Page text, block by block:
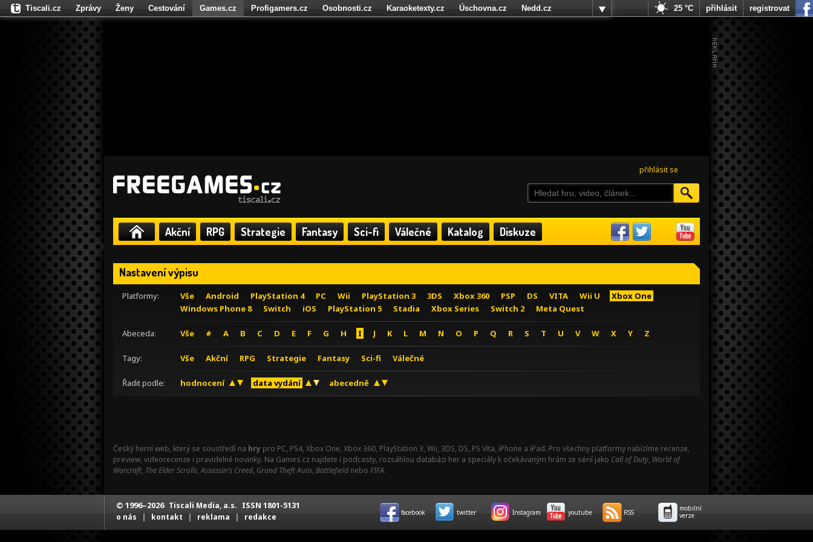
přihlásit se
Akční RPG Strategie Fantasy Sci-fi Válečné Katalog Diskuze
Nastavení výpisu
Platformy: Vše Android PlayStation 4 PC Wii PlayStation 3 3DS Xbox 360 PSP DS VITA Wii U
Xbox One
Windows Phone 8
Switch iOS PlayStation 5 Stadia Xbox Series Switch 2 Meta Quest
Abeceda: Vše # A B C D E F G H I J K L M N O P Q R S T U V W X Y Z
Tagy: Vše Akční RPG Strategie Fantasy Sci-fi Válečné
Řadit podle: hodnocení data vydání abecedně
Český herní web, který se soustředí na hry pro PC, PS4, Xbox One, Xbox 360, PlayStation 3, Wii, 3DS, DS, PS Vita, iPhone a iPad. Pro všechny platformy nabízíme recenze,
preview, videorecenze i pravidelné novinky. Na Games.cz najdete i podcasty, rozsáhlou databázi her a speciály k očekávaným hrám ze sérií jako Call of Duty, World of
Warcraft, The Elder Scrolls,Assassin's Creed, Grand Theft Auto, Battlefield nebo FIFA.
Tiscali.cz Zprávy Ženy Cestování Games.cz Profigamers.cz Osobnosti.cz Karaoketexty.cz Úschovna.cz
Nedd.cz
Fights.cz
25 °C přihlásit registrovat
© 1996–2026 Tiscali Media, a.s. ISSN 1801-5131
o nás | kontakt | reklama | redakce facebook twitter Instagram youtube RSS
mobilní
verze